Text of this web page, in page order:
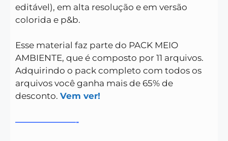
editável), em alta resolução e em versão
colorida e p&b.
Esse material faz parte do PACK MEIO
AMBIENTE, que é composto por 11 arquivos.
Adquirindo o pack completo com todos os
arquivos você ganha mais de 65% de
desconto. Vem ver!
———————-